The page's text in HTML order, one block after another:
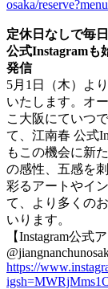
osaka/
定休日なしで毎
公式Instagramも
発信
5月1日（木）よ
いたします。オ
こ大阪にていつ
て、江南春 公式
もこの機会に新
の感性、五感を
彩るアートやイ
て、より多くの
いります。
【Instagram公式
https://